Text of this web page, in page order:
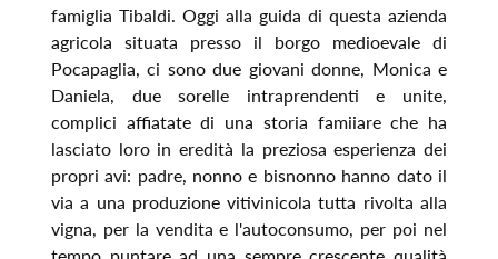
famiglia Tibaldi. Oggi alla guida di questa azienda
agricola situata presso il borgo medioevale di
Pocapaglia, ci sono due giovani donne, Monica e
Daniela, due sorelle intraprendenti e unite,
complici affiatate di una storia famiiare che ha
lasciato loro in eredità la preziosa esperienza dei
propri avi: padre, nonno e bisnonno hanno dato il
via a una produzione vitivinicola tutta rivolta alla
vigna, per la vendita e l'autoconsumo, per poi nel
tempo puntare ad una sempre crescente qualità